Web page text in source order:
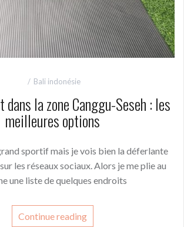
Bali indonésie
dans la zone Canggu-Seseh : les
meilleures options
sportif mais je vois bien la déferlante
les réseaux sociaux. Alors je me plie au
une liste de quelques endroits
Continue reading